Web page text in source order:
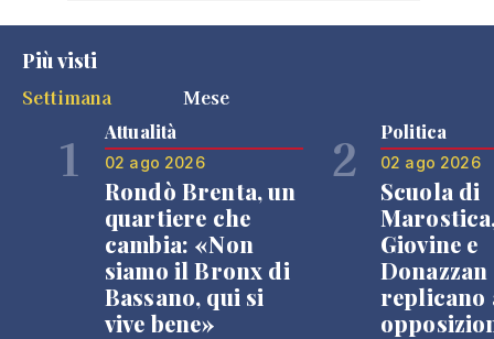
Più visti
Settimana
Mese
1 Attualità
02 ago 2026
Rondò Brenta, un
quartiere che
cambia: «Non
siamo il Bronx di
Bassano, qui si
vive bene»
2 Politica
02 ago 2026
Scuola di
Giovine e
Donazzan
replicano